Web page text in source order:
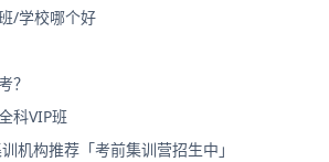
/学校哪个好
？
科VIP班
机构推荐「考前集训营招生中」